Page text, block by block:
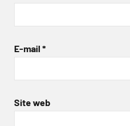
E-mail *
Site web